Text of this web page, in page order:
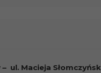
– ul. Macieja